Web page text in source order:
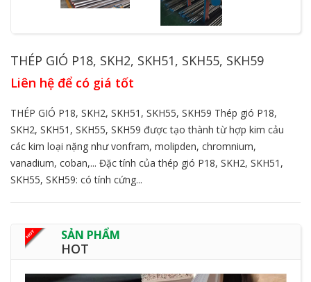
THÉP GIÓ P18, SKH2, SKH51, SKH55, SKH59
Liên hệ để có giá tốt
THÉP GIÓ P18, SKH2, SKH51, SKH55, SKH59 Thép gió P18,
SKH2, SKH51, SKH55, SKH59 được tạo thành từ hợp kim cảu
các kim loại nặng như vonfram, molipden, chromnium,
vanadium, coban,... Đặc tính của thép gió P18, SKH2, SKH51,
SKH55, SKH59: có tính cứng...
SẢN PHẨM
HOT